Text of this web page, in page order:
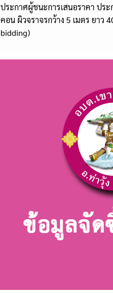
ประกาศผู้ชนะการเสนอราคา ปร
คอน ผิวจราจรกว้าง 5 เมตร ยาว
bidding)